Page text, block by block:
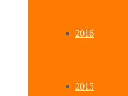
2016
2015